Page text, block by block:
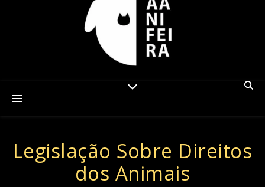
Legislação Sobre Direitos
dos Animais